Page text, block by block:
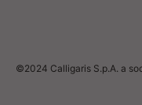
©2024 Calligaris S.p.A. a